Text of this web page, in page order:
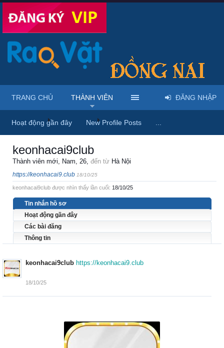
Trang chủ Thành viên keonhacai9club
keonhacai9club
Thành viên mới, Nam, 26, đến từ Hà Nội
https://keonhacai9.club 18/10/25
keonhacai9club được nhìn thấy lần cuối: 18/10/25
Tin nhắn hồ sơ
Hoạt động gần đây
Các bài đăng
Thông tin
keonhacai9club https://keonhacai9.club
18/10/25
TRANG CHỦ THÀNH VIÊN
Hoạt động gần đây New Profile Posts
ĐĂNG NHẬP